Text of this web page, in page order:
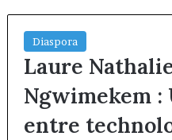
Diaspora
Laure
Ngwimekem :
entre